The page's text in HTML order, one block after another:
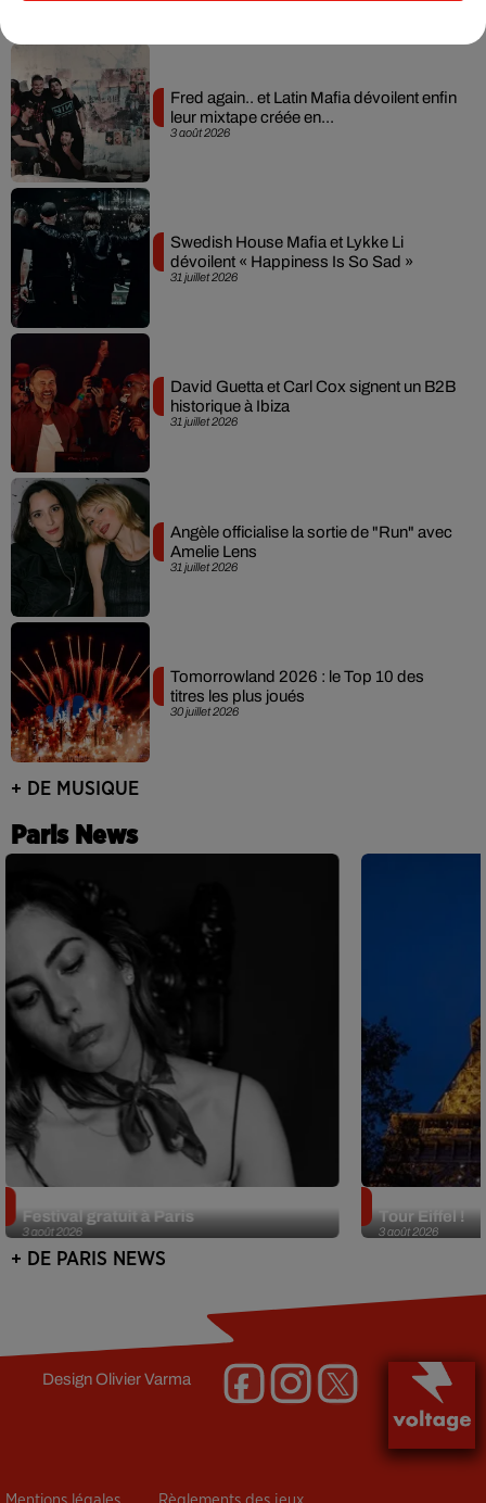
3 août 2026
Fred again.. et Latin Mafia dévoilent enfin
leur mixtape créée en...
31 juillet 2026
Swedish House Mafia et Lykke Li
dévoilent « Happiness Is So Sad »
31 juillet 2026
David Guetta et Carl Cox signent un B2B
historique à Ibiza
31 juillet 2026
Angèle officialise la sortie de "Run" avec
Amelie Lens
30 juillet 2026
Tomorrowland 2026 : le Top 10 des
titres les plus joués
+ DE MUSIQUE
Paris News
3 août 2026
Festival gratuit à Paris
3 août 2026
Tour Eiffel !
+ DE PARIS NEWS
DesignOlivier Varma